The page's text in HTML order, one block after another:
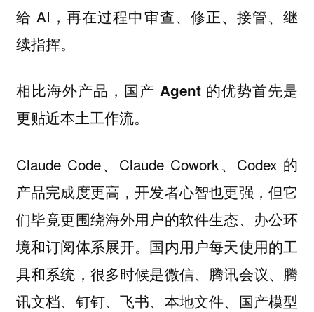
给 AI，再在过程中审查、修正、接管、继
续指挥。
相比海外产品，国产 Agent 的优势首先是
更贴近本土工作流。
Claude Code、Claude Cowork、Codex 的
产品完成度更高，开发者心智也更强，但它
们毕竟更围绕海外用户的软件生态、办公环
境和订阅体系展开。国内用户每天使用的工
具和系统，很多时候是微信、腾讯会议、腾
讯文档、钉钉、飞书、本地文件、国产模型